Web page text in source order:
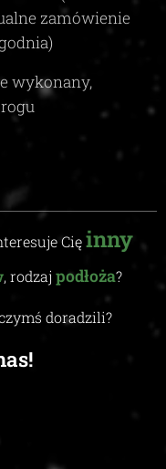
zamówienie
wykonany,
Cięinny
, rodzaj podłoża?
doradzili?